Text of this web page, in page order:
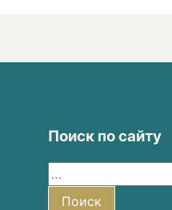
Поиск по сайту
Поиск